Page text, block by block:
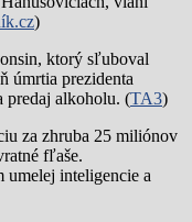
)
ktorý sľuboval
úmrtia prezidenta
predaj alkoholu. (TA3)
za zhruba 25 miliónov
fľaše.
umelej inteligencie a